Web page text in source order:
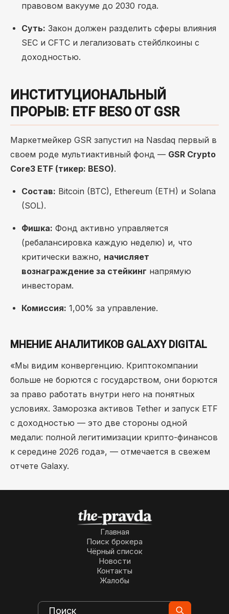
правовом вакууме до 2030 года.
Суть: Закон должен разделить сферы влияния
SEC и CFTC и легализовать стейблкоины с
доходностью.
ИНСТИТУЦИОНАЛЬНЫЙ
ПРОРЫВ: ETF BESO ОТ GSR
Маркетмейкер GSR запустил на Nasdaq первый в
своем роде мультиактивный фонд — GSR Crypto
Core3 ETF (тикер: BESO).
Состав: Bitcoin (BTC), Ethereum (ETH) и Solana
(SOL).
Фишка: Фонд активно управляется
(ребалансировка каждую неделю) и, что
критически важно, начисляет
вознаграждение за стейкинг напрямую
инвесторам.
Комиссия: 1,00% за управление.
МНЕНИЕ АНАЛИТИКОВ GALAXY DIGITAL
«Мы видим конвергенцию. Криптокомпании
больше не борются с государством, они борются
за право работать внутри него на понятных
условиях. Заморозка активов Tether и запуск ETF
с доходностью — это две стороны одной
медали: полной легитимизации крипто-финансов
к середине 2026 года», — отмечается в свежем
отчете Galaxy.
Главная
Поиск брокера
Чёрный список
Новости
Контакты
Жалобы